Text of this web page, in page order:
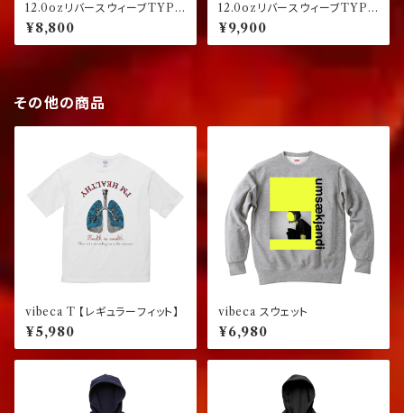
12.0ozリバースウィーブTYPE
スウェット ネイビー
¥8,800
12.0ozリバースウィーブTYPE
プルオーバーパーカー グレー
¥9,900
その他の商品
vibeca T 【レギュラーフィット】
¥5,980
vibeca スウェット
¥6,980